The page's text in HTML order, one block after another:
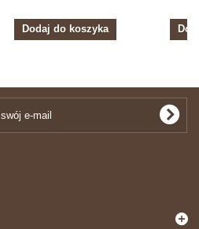
Dodaj do koszyka